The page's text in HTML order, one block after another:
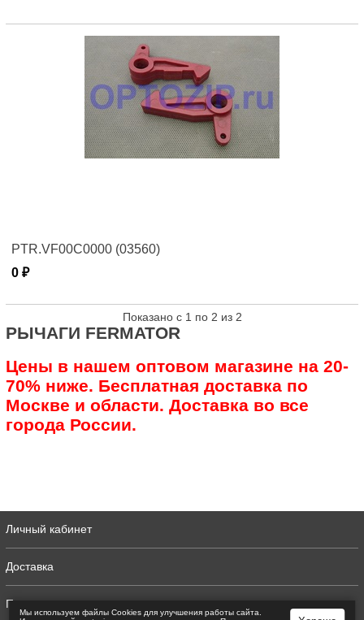
PTR.VF00C0000 (03560)
0 ₽
Показано с 1 по 2 из 2
РЫЧАГИ FERMATOR
Цены в нашем оптовом магазине на 20-
70% ниже. Бесплатная доставка по
Москве и области. Доставка во все
города России.
Личный кабинет
Доставка
Полная версия
Мы используем файлы Сookies для улучшения работы сайта.